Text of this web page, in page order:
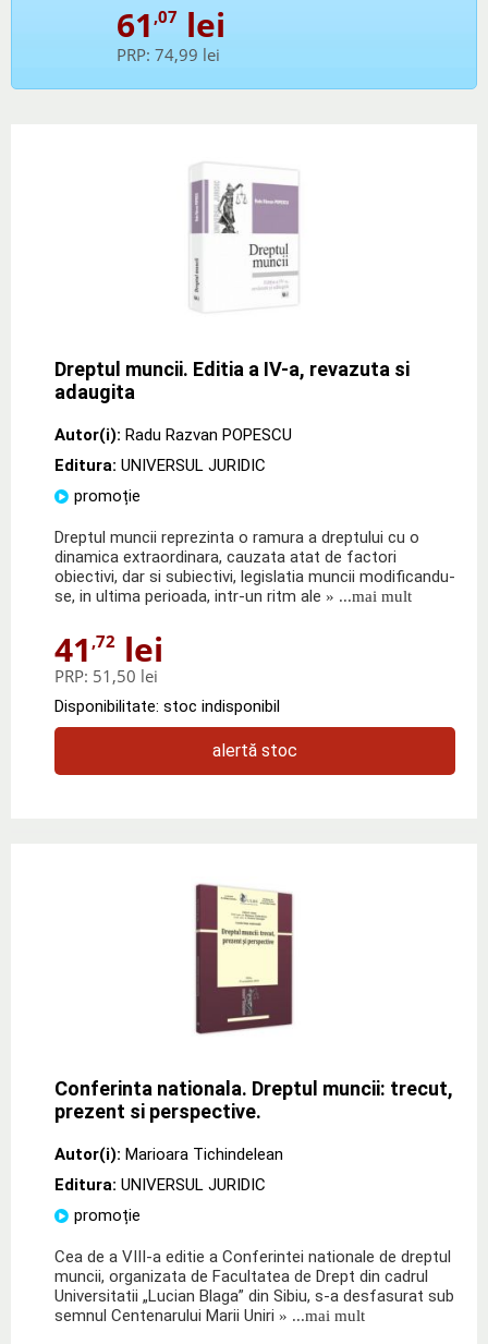
61 ,07 lei
PRP: 74,99 lei
Dreptul muncii. Editia a IV-a, revazuta si
adaugita
Autor(i): Radu Razvan POPESCU
Editura: UNIVERSUL JURIDIC
promoție
Dreptul muncii reprezinta o ramura a dreptului cu o
dinamica extraordinara, cauzata atat de factori
obiectivi, dar si subiectivi, legislatia muncii modificandu-
se, in ultima perioada, intr-un ritm ale » ...mai mult
41 ,72 lei
PRP: 51,50 lei
Disponibilitate: stoc indisponibil
alertă stoc
Conferinta nationala. Dreptul muncii: trecut,
prezent si perspective.
Autor(i): Marioara Tichindelean
Editura: UNIVERSUL JURIDIC
promoție
Cea de a VIII-a editie a Conferintei nationale de dreptul
muncii, organizata de Facultatea de Drept din cadrul
Universitatii „Lucian Blaga” din Sibiu, s-a desfasurat sub
semnul Centenarului Marii Uniri » ...mai mult